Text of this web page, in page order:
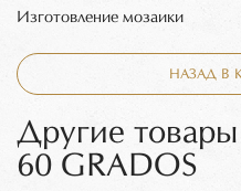
Изготовление мозаики
НАЗАД В
Другие
60 GRADOS